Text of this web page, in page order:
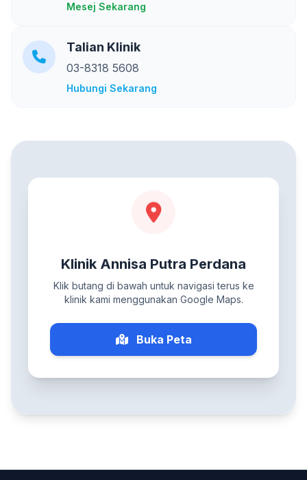
Mesej Sekarang
Talian Klinik
03-8318 5608
Hubungi Sekarang
Klinik Annisa Putra Perdana
Klik butang di bawah untuk navigasi terus ke
klinik kami menggunakan Google Maps.
Buka Peta